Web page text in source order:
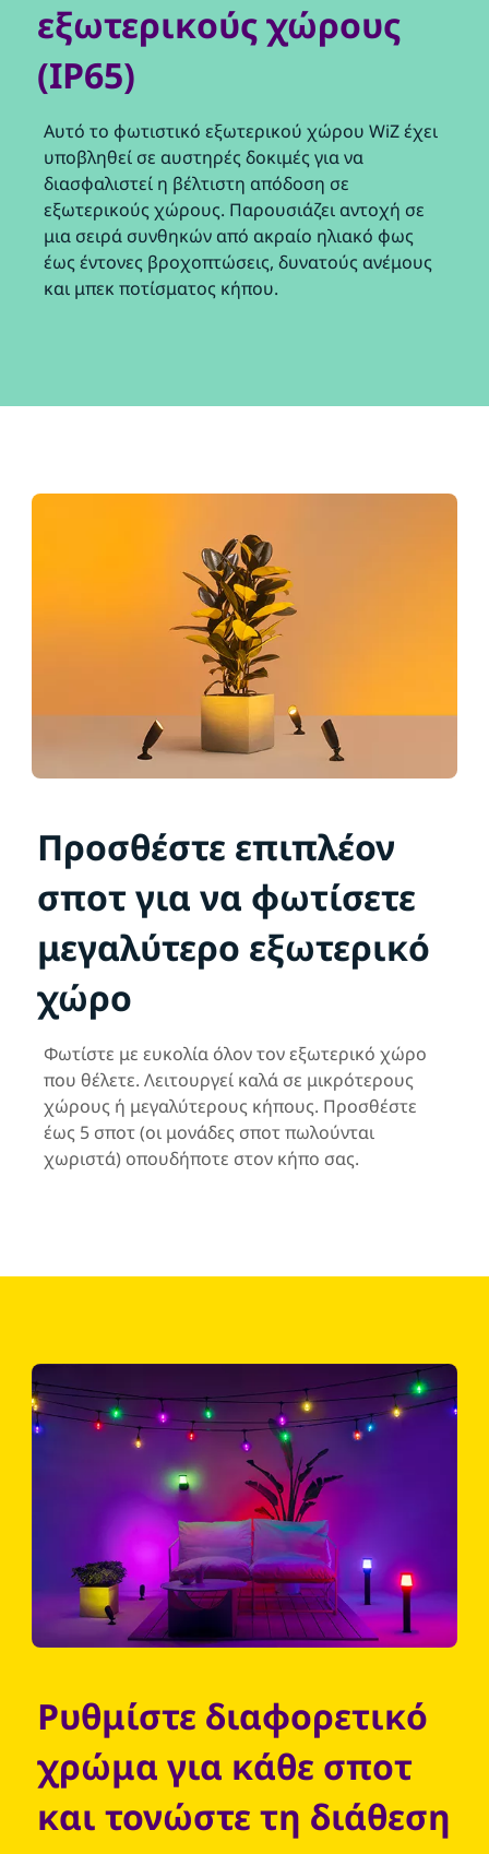
εξωτερικούς χώρους
(IP65)
Αυτό το φωτιστικό εξωτερικού χώρου WiZ έχει
υποβληθεί σε αυστηρές δοκιμές για να
διασφαλιστεί η βέλτιστη απόδοση σε
εξωτερικούς χώρους. Παρουσιάζει αντοχή σε
μια σειρά συνθηκών από ακραίο ηλιακό φως
έως έντονες βροχοπτώσεις, δυνατούς ανέμους
και μπεκ ποτίσματος κήπου.
Προσθέστε επιπλέον
σποτ για να φωτίσετε
μεγαλύτερο εξωτερικό
χώρο
Φωτίστε με ευκολία όλον τον εξωτερικό χώρο
που θέλετε. Λειτουργεί καλά σε μικρότερους
χώρους ή μεγαλύτερους κήπους. Προσθέστε
έως 5 σποτ (οι μονάδες σποτ πωλούνται
χωριστά) οπουδήποτε στον κήπο σας.
Ρυθμίστε διαφορετικό
χρώμα για κάθε σποτ
και τονώστε τη διάθεση